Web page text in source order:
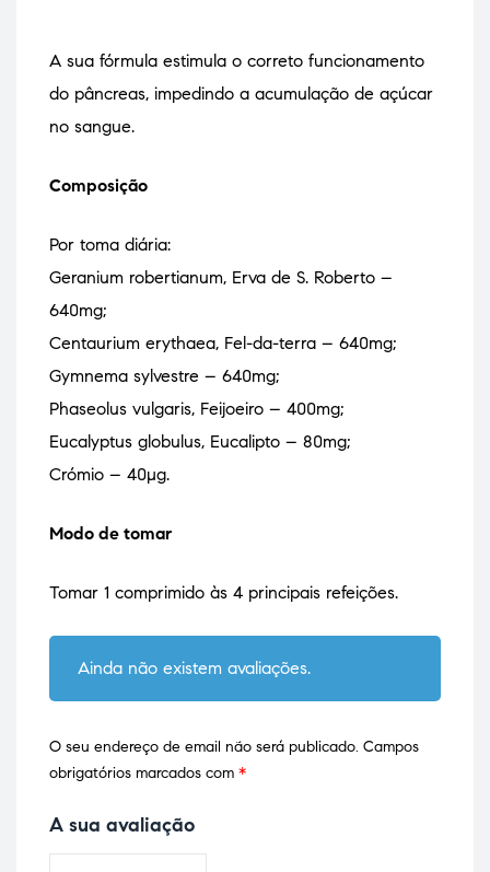
A sua fórmula estimula o correto funcionamento
do pâncreas, impedindo a acumulação de açúcar
no sangue.
Composição
Por toma diária:
Geranium robertianum, Erva de S. Roberto –
640mg;
Centaurium erythaea, Fel-da-terra – 640mg;
Gymnema sylvestre – 640mg;
Phaseolus vulgaris, Feijoeiro – 400mg;
Eucalyptus globulus, Eucalipto – 80mg;
Crómio – 40µg.
Modo de tomar
Tomar 1 comprimido às 4 principais refeições.
Ainda não existem avaliações.
O seu endereço de email não será publicado. Campos
obrigatórios marcados com *
A sua avaliação